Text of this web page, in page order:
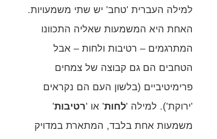
למילה העברית 'טחב' יש שתי משמעויות.
האחת היא המשמעות שאליה התכוונו
המתרגמים – רטיבות ולחות – אבל
הטחבים הם גם קבוצה של צמחים
פרימיטיביים (בלשון העם הם נקראים
'ירוקת'). למילה 'לחות' או 'רטיבות'
משמעות אחת בלבד, המתארת במדויק